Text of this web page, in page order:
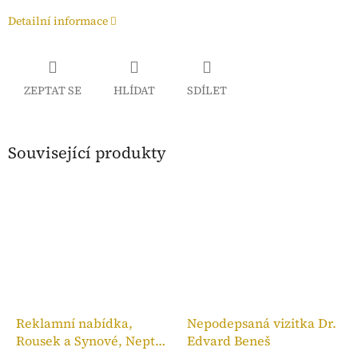
Detailní informace
ZEPTAT SE HLÍDAT SDÍLET
Související produkty
Reklamní nabídka,
Rousek a Synové, Neptun
Nepodepsaná vizitka Dr.
Edvard Beneš